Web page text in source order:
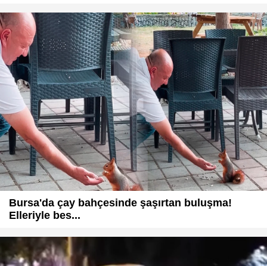
Bursa'da çay bahçesinde şaşırtan buluşma!
Elleriyle bes...